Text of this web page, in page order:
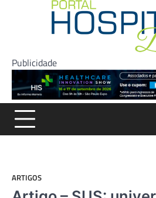
Publicidade
ARTIGOS